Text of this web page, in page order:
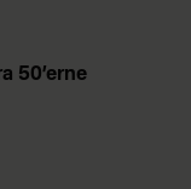
50’erne